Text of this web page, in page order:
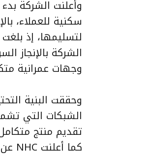
الشركة بالإنجاز
وجهات عمرانية
الشبكات التي
تقديم منتج